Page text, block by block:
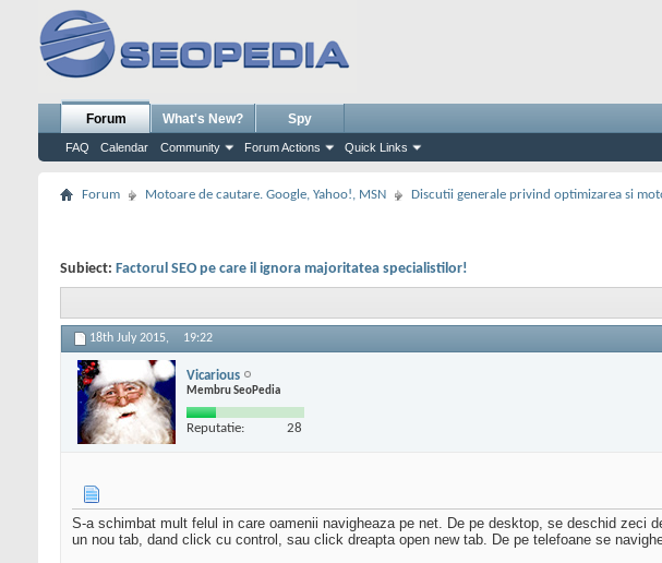
Forum
FAQ Calendar Community Forum Actions Quick Links
What's New? Spy
Forum Motoare de cautare. Google, Yahoo!, MSN Discutii generale privind optimizarea si
Subiect: Factorul SEO pe care il ignora majoritatea specialistilor!
18th July 2015, 19:22
Vicarious
Membru SeoPedia
Reputatie: 28
S-a schimbat mult felul in care oamenii navigheaza pe net. De pe desktop, se deschid zeci
un nou tab, dand click cu control, sau click dreapta open new tab. De pe telefoane se